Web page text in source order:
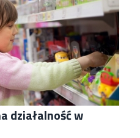
ofertami w branży.
działalność w